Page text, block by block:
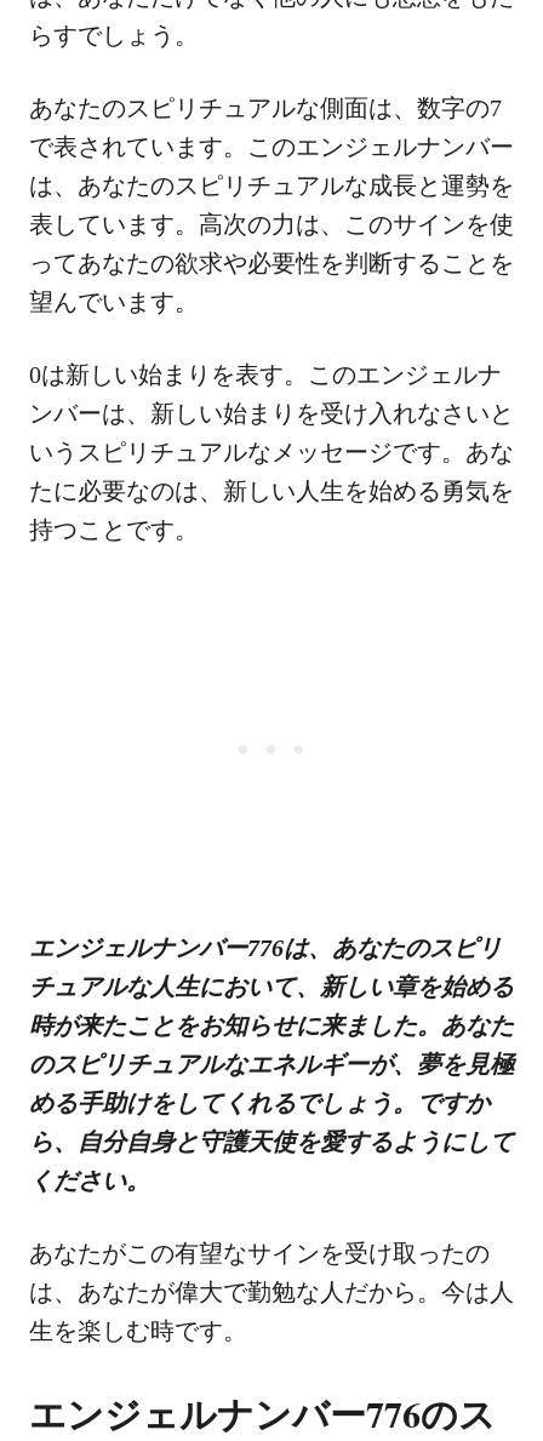
らすでしょう。
あなたのスピリチュアルな側面は、数字の7
で表されています。このエンジェルナンバー
は、あなたのスピリチュアルな成長と運勢を
表しています。高次の力は、このサインを使
ってあなたの欲求や必要性を判断することを
望んでいます。
0は新しい始まりを表す。このエンジェルナ
ンバーは、新しい始まりを受け入れなさいと
いうスピリチュアルなメッセージです。あな
たに必要なのは、新しい人生を始める勇気を
持つことです。
エンジェルナンバー776は、あなたのスピリ
チュアルな人生において、新しい章を始める
時が来たことをお知らせに来ました。あなた
のスピリチュアルなエネルギーが、夢を見極
める手助けをしてくれるでしょう。ですか
ら、自分自身と守護天使を愛するようにして
ください。
あなたがこの有望なサインを受け取ったの
は、あなたが偉大で勤勉な人だから。今は人
生を楽しむ時です。
エンジェルナンバー776のス